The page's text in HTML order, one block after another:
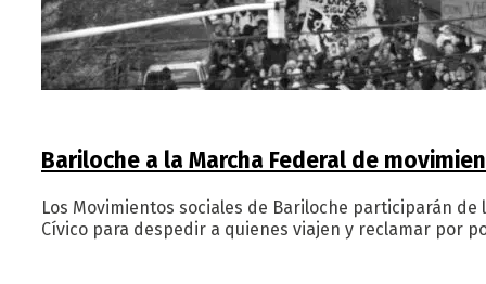
Bariloche a la Marcha Federal de
Los Movimientos sociales de Bariloche participarán
Cívico para despedir a quienes viajen y reclamar por